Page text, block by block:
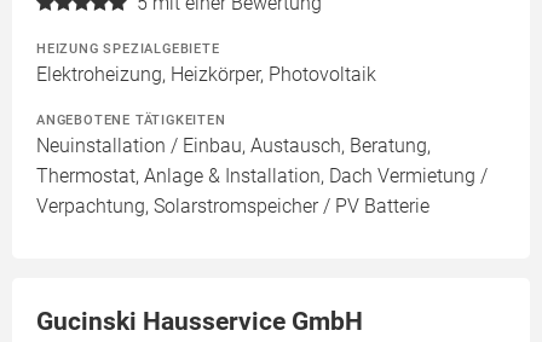
HEIZUNG SPEZIALGEBIETE
Elektroheizung, Heizkörper, Photovoltaik
ANGEBOTENE TÄTIGKEITEN
Neuinstallation / Einbau, Austausch, Beratung,
Thermostat, Anlage & Installation, Dach Vermietung /
Verpachtung, Solarstromspeicher / PV Batterie
Gucinski Hausservice GmbH